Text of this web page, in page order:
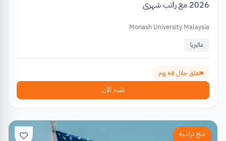
2026 مع راتب شهري
Monash University Malaysia
ماليزيا
تغلق خلال 68 يوم
تقدم الآن
منح دراسية